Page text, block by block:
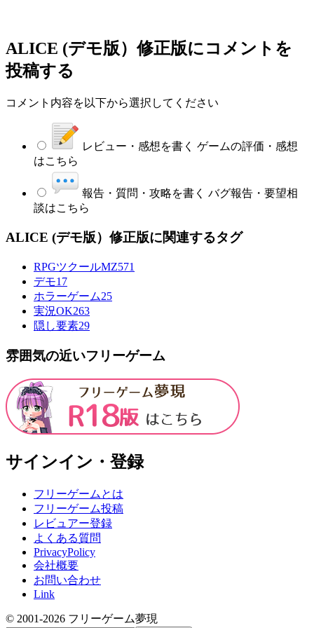
ALICE (デモ版）修正版にコメントを
投稿する
コメント内容を以下から選択してください
レビュー・感想を書く ゲームの評価・感想
はこちら
報告・質問・攻略を書く バグ報告・要望相
談はこちら
ALICE (デモ版）修正版に関連するタグ
RPGツクールMZ571
デモ17
ホラーゲーム25
実況OK263
隠し要素29
雰囲気の近いフリーゲーム
サインイン・登録
フリーゲームとは
フリーゲーム投稿
レビュアー登録
よくある質問
PrivacyPolicy
会社概要
お問い合わせ
Link
© 2001-2026 フリーゲーム夢現